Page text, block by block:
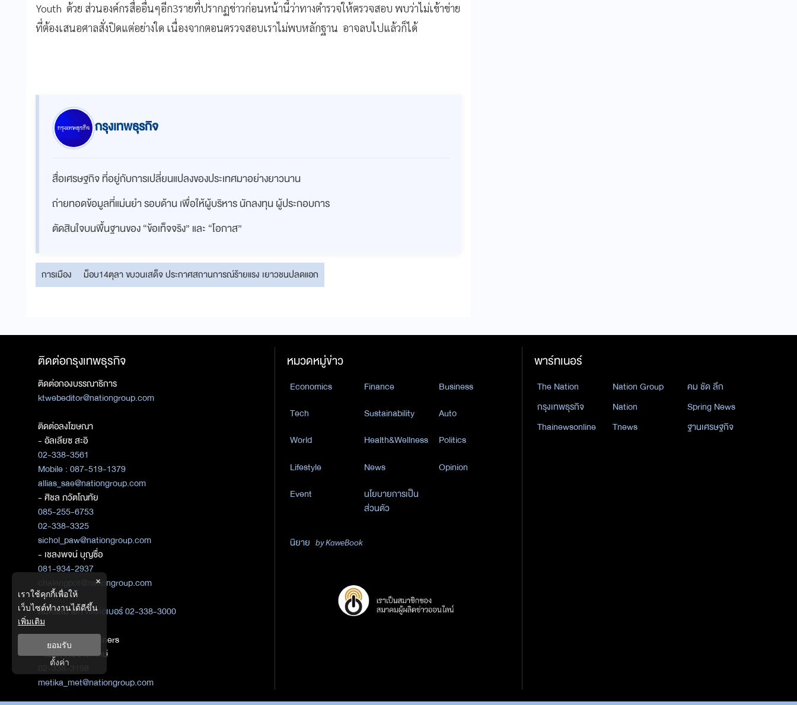
Youth ด้วย​ ส่วนองค์กรสื่ออื่นๆอีก3รายที่ปรากฏข่าวก่อนหน้านี้ว่าทางตำรวจให้ตรวจสอบ​ พบว่าไม่เข้าข่าย
ที่ต้องเสนอศาลสั่งปิดแต่อย่างใด​ เนื่องจากตอนตรวจสอบเราไม่พบหลักฐาน​ อาจลบไปแล้วก็ได้
กรุงเทพธุรกิจ
สื่อเศรษฐกิจ ที่อยู่กับการเปลี่ยนแปลงของประเทศมาอย่างยาวนาน
ถ่ายทอดข้อมูลที่แม่นยำ รอบด้าน เพื่อให้ผู้บริหาร นักลงทุน ผู้ประกอบการ
ตัดสินใจบนพื้นฐานของ “ข้อเท็จจริง” และ “โอกาส”
การเมือง ม็อบ14ตุลา ขบวนเสด็จ ประกาศสถานการณ์ร้ายแรง เยาวชนปลดแอก
ติดต่อกรุงเทพธุรกิจ
ติดต่อกองบรรณาธิการ
ktwebeditor@nationgroup.com
ติดต่อลงโฆษณา
- อัลเลียซ สะอิ
02-338-3561
Mobile : 087-519-1379
allias_sae@nationgroup.com
- ศิชล ภวัตโณทัย
085-255-6753
02-338-3325
sichol_paw@nationgroup.com
- เชลงพจน์ บุญซื่อ
081-934-2937
chalengpot@nationgroup.com
สมัครสมาชิกติดต่อเบอร์ 02-338-3000
ติดต่อ Media Partners
- เมธิกา เมธาพิทักษ์
02-338-3198
metika_met@nationgroup.com
หมวดหมู่ข่าว
Economics Finance
Business
Tech
Sustainability
Auto
World
Health&Wellness
Politics
Lifestyle
News
Opinion
Event
นโยบายการเป็น
ส่วนตัว
นิยาย by KaweBook
พาร์ทเนอร์
The Nation Nation Group
คม ชัด ลึก
กรุงเทพธุรกิจ
Nation
Spring News
Thainewsonline
Tnews ฐานเศรษฐกิจ
×
เราใช้คุกกี้เพื่อให้
เว็บไซต์ทำงานได้ดีขึ้น
เพิ่มเติม
ยอมรับ
ตั้งค่า